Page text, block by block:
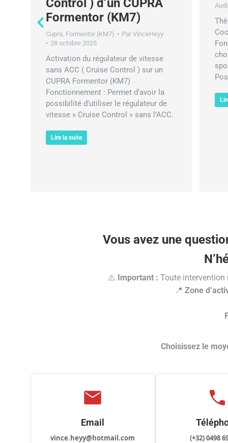
Control ) d’un CUPRA
Formentor (KM7)
Cupra Formentor (KM7) Par VinceHeyy
28 octobre 2025
Activation du régulateur de vitesse
sans ACC ( Cruise Control ) sur un
CUPRA Formentor (KM7)
Fonctionnement : Permet d’avoir la
possibilité d’utiliser le régulateur de
vitesse » Cruise Control » sans l’ACC.
Lire la suite
Audi
Vous avez une
⚠️ Important : Toute
📍 Zone
Choisissez le
mail
Email
vince.heyy@hotmail.com
call
(+32) 0498